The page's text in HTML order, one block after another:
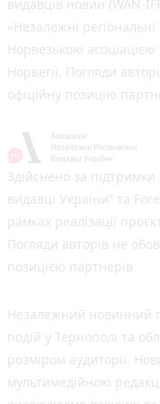
видавців новин (WAN-
«Незалежні
Норвезькою асоціацією
Норвегії. Погляди
офіційну позицію
Здійснено за підтримки
видавці України” та
рамках реалізації
Погляди авторів не
позицією партнерів
Незалежний новинний
подій у Тернополі та
розміром аудиторії.
мультимедійною